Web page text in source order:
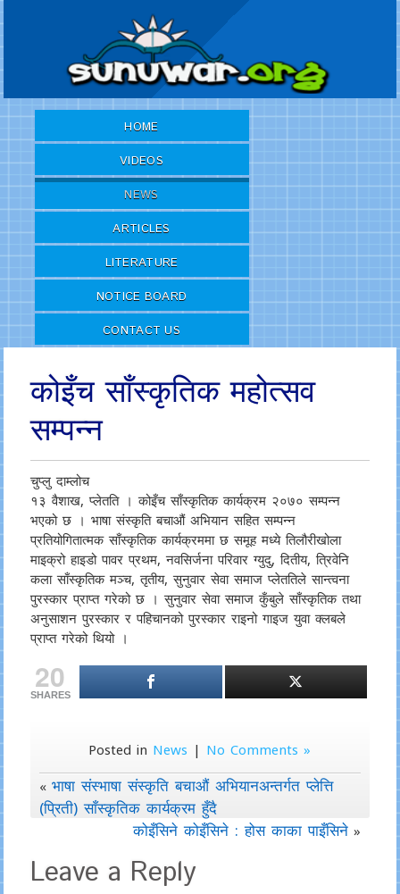
HOME
VIDEOS
NEWS
ARTICLES
LITERATURE
NOTICE BOARD
CONTACT US
कोइँच साँस्कृतिक महोत्सव
सम्पन्न
चुप्लु दाम्लोच
१३ वैशाख, प्लेतति । कोइँच साँस्कृतिक कार्यक्रम २०७० सम्पन्न
भएको छ । भाषा संस्कृति बचाऔं अभियान सहित सम्पन्न
प्रतियोगितात्मक साँस्कृतिक कार्यक्रममा छ समूह मध्ये तिलौरीखोला
माइक्रो हाइडो पावर प्रथम, नवसिर्जना परिवार ग्युदु, दितीय, त्रिवेनि
कला साँस्कृतिक मञ्च, तृतीय, सुनुवार सेवा समाज प्लेततिले सान्त्वना
पुरस्कार प्राप्त गरेको छ । सुनुवार सेवा समाज कुँबुले साँस्कृतिक तथा
अनुसाशन पुरस्कार र पहिचानको पुरस्कार राइनो गाइज युवा क्लबले
प्राप्त गरेको थियो ।
20
SHARES
Posted in News | No Comments »
« भाषा संस्भाषा संस्कृति बचाऔं अभियानअन्तर्गत प्लेत्ति
(प्रिती) साँस्कृतिक कार्यक्रम हुँदै
कोइँसिने कोइँसिने : होस काका पाइँसिने »
Leave a Reply